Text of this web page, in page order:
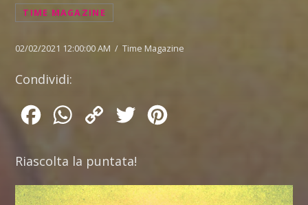
TIME MAGAZINE
02/02/2021 12:00:00 AM / Time Magazine
Condividi:
FacebookWhatsApp
Copy
Twitter
Riascolta la puntata!